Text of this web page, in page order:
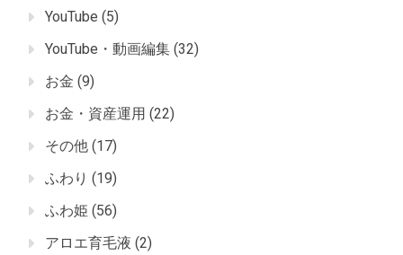
YouTube (5)
YouTube・動画編集 (32)
お金 (9)
お金・資産運用 (22)
その他 (17)
ふわり (19)
ふわ姫 (56)
アロエ育毛液 (2)